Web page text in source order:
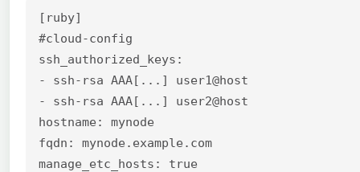
[ruby]
#cloud-config
ssh_authorized_keys:
- ssh-rsa AAA[...] user1@host
- ssh-rsa AAA[...] user2@host
hostname: mynode
fqdn: mynode.example.com
manage_etc_hosts: true